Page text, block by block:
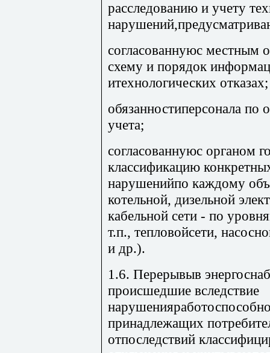
расследованию и учету
согласованнуюс местным
схему и порядок
итехнологических отказах;
обязанностиперсонала по
учета;
согласованнуюс органом
классификацию
нарушенийпо каждому
котельной, дизельной
кабельной сети - по
т.п., тепловойсети,
и др.).
1.6. Перерывыв
происшедшие вследствие
принадлежащих
отпоследствий